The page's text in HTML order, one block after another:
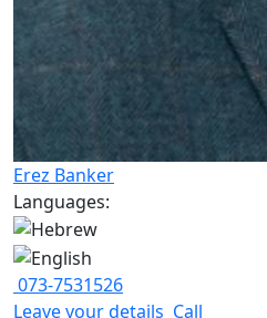
Erez Banker
Languages:
073-7531526
Leave your details Call